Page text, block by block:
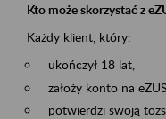
Kto może skorzystać z
Każdy klient, który:
ukończył 18 lat,
założy konto na
potwierdzi swoją